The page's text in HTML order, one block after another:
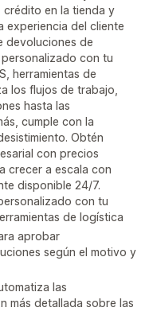
crédito en la tienda y
experiencia del cliente
devoluciones de
con tu
herramientas de
los flujos de trabajo,
hasta las
cumple con la
Obtén
con precios
crecer a escala con
disponible 24/7.
con tu
de logística
aprobar
según el motivo y
las
más detallada sobre las